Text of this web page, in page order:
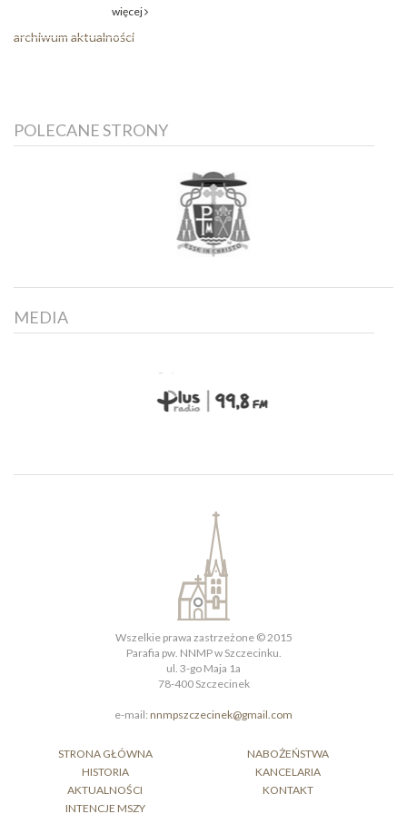
więcej
archiwum aktualności
POLECANE STRONY
MEDIA
Wszelkie prawa zastrzeżone © 2015
Parafia pw. NNMP w Szczecinku.
ul. 3-go Maja 1a
78-400 Szczecinek
e-mail: nnmpszczecinek@gmail.com
STRONA GŁÓWNA
NABOŻEŃSTWA
HISTORIA
KANCELARIA
AKTUALNOŚCI
KONTAKT
INTENCJE MSZY